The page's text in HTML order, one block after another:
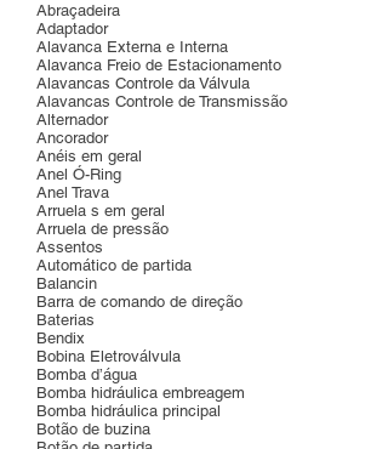
Abraçadeira
Adaptador
Alavanca Externa e Interna
Alavanca Freio de Estacionamento
Alavancas Controle da Válvula
Alavancas Controle de Transmissão
Alternador
Ancorador
Anéis em geral
Anel Ó-Ring
Anel Trava
Arruela s em geral
Arruela de pressão
Assentos
Automático de partida
Balancin
Barra de comando de direção
Baterias
Bendix
Bobina Eletroválvula
Bomba d’água
Bomba hidráulica embreagem
Bomba hidráulica principal
Botão de buzina